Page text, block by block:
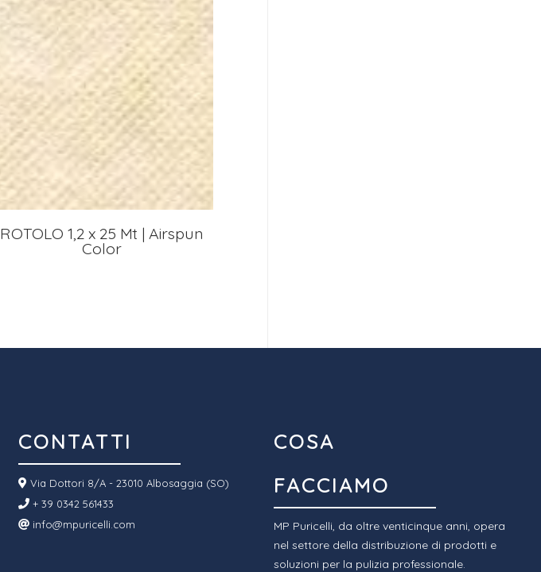
ROTOLO 1,2 x 25 Mt | Airspun
Color
CONTATTI
Via Dottori 8/A - 23010 Albosaggia (SO)
+ 39 0342 561433
info@mpuricelli.com
COSA
FACCIAMO
MP Puricelli, da oltre venticinque anni, opera
nel settore della distribuzione di prodotti e
soluzioni per la pulizia professionale.